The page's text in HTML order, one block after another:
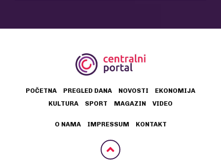
POČETNA PREGLED DANA NOVOSTI
EKONOMIJA
KULTURA
SPORT MAGAZIN VIDEO
O NAMA IMPRESSUM KONTAKT